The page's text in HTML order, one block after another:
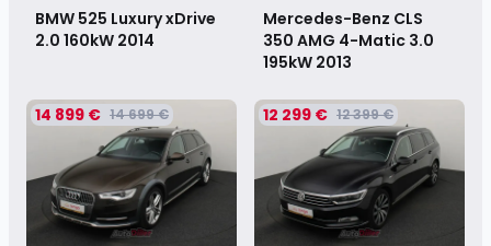
BMW 525 Luxury xDrive
2.0 160kW 2014
Mercedes-Benz CLS
350 AMG 4-Matic 3.0
195kW 2013
14 899 € 14 699 € 12 299 € 12 399 €